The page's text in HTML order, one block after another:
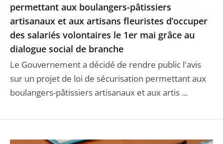
permettant aux boulangers-pâtissiers
artisanaux et aux artisans fleuristes d’occuper
des salariés volontaires le 1er mai grâce au
dialogue social de branche
Le Gouvernement a décidé de rendre public l'avis
sur un projet de loi de sécurisation permettant aux
boulangers-pâtissiers artisanaux et aux artis ...